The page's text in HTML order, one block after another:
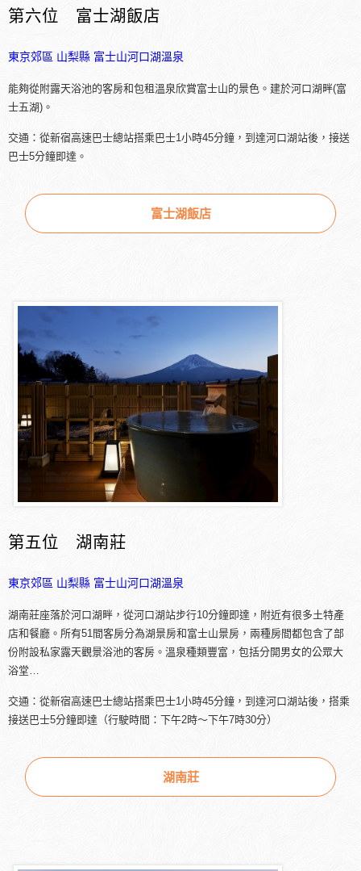
第六位 富士湖飯店
東京郊區 山梨縣 富士山河口湖溫泉
能夠從附露天浴池的客房和包租溫泉欣賞富士山的景色。建於河口湖畔(富
士五湖)。
交通：從新宿高速巴士總站搭乘巴士1小時45分鐘，到達河口湖站後，接送
巴士5分鐘即達。
富士湖飯店
第五位 湖南莊
東京郊區 山梨縣 富士山河口湖溫泉
湖南莊座落於河口湖畔，從河口湖站步行10分鐘即達，附近有很多土特產
店和餐廳。所有51間客房分為湖景房和富士山景房，兩種房間都包含了部
份附設私家露天觀景浴池的客房。溫泉種類豐富，包括分開男女的公眾大
浴堂…
交通：從新宿高速巴士總站搭乘巴士1小時45分鐘，到達河口湖站後，搭乘
接送巴士5分鐘即達（行駛時間：下午2時～下午7時30分）
湖南莊